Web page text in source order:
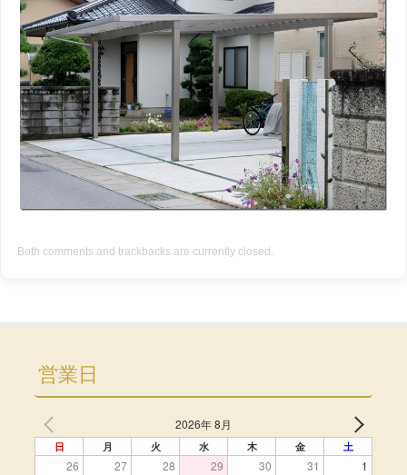
Both comments and trackbacks are currently closed.
営業日
2026年 8月
日 月 火 水 木 金 土
26 27 28 29 30 31 1